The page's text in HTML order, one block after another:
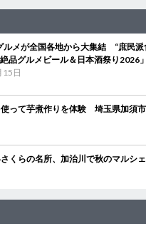
ルメが全国各地から大集結 “庶民派
品グルメビール＆日本酒祭り2026
日
って芋煮作りを体験 埼玉県加須
くらの名所、加治川で秋のマルシェ